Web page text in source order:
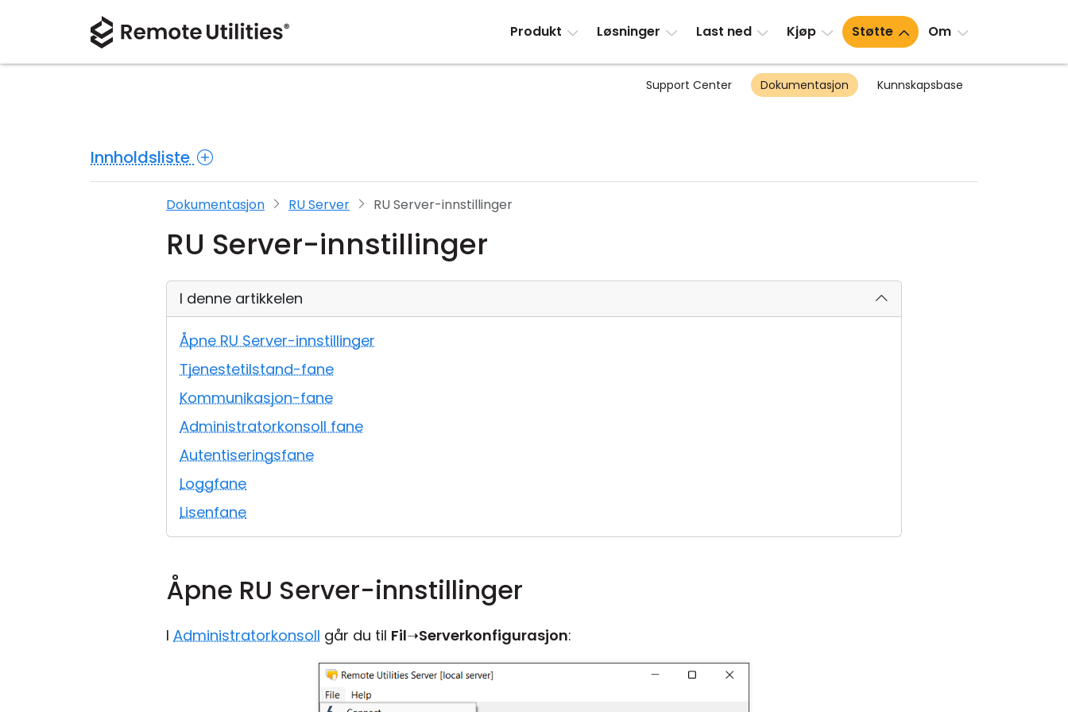
Produkt Løsninger Last ned Kjøp Støtte Om
Support Center Dokumentasjon Kunnskapsbase
Innholdsliste
Dokumentasjon RU Server RU Server-innstillinger
RU Server-innstillinger
I denne artikkelen
Åpne RU Server-innstillinger
Tjenestetilstand-fane
Kommunikasjon-fane
Administratorkonsoll fane
Autentiseringsfane
Loggfane
Lisenfane
Åpne RU Server-innstillinger
I Administratorkonsoll går du til Fil➝Serverkonfigurasjon: